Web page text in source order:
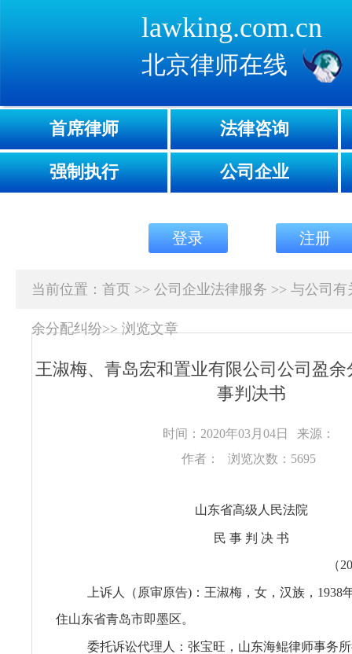
lawking.com.cn
北京律师在线
首席律师 法律咨询
强制执行 公司企业
登录 注册
当前位置： 首页 >> 公司企业法律服务 >> 与公司有
余分配纠纷>>浏览文章
王淑梅、青岛宏和置业有限公司公司盈
事判决书
时间：2020年03月04日
来源：
作者：
浏览次数：5695
山东省高级人民法院
民 事 判 决 书
（
上诉人（原审原告)：王淑梅，女，汉族，1938
住山东省青岛市即墨区。
委托诉讼代理人：张宝旺，山东海鲲律师事务